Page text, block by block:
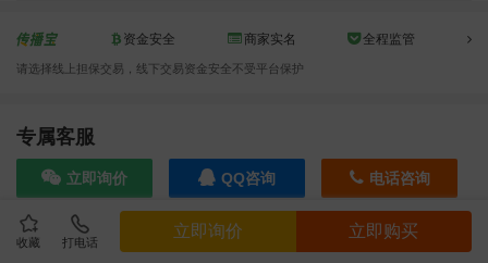
收藏 打电话
立即询价 立即购买
12:40:20
177****7961
联系了该媒体所在商家
04:12:36 181****8167 联系了该媒体所在商家
03:40:56
10:08:47 155****5272
联系了该媒体所在商家
02:32:27 176****3456 联系了该媒体所在商家
04:09:07
联系了该媒体所在商家
11:44:28
130****3379 联系了该媒体所在商家
资金安全 商家实名 全程监管
请选择线上担保交易，线下交易资金安全不受平台保护
专属客服
立即询价 QQ咨询 电话咨询
效果截图